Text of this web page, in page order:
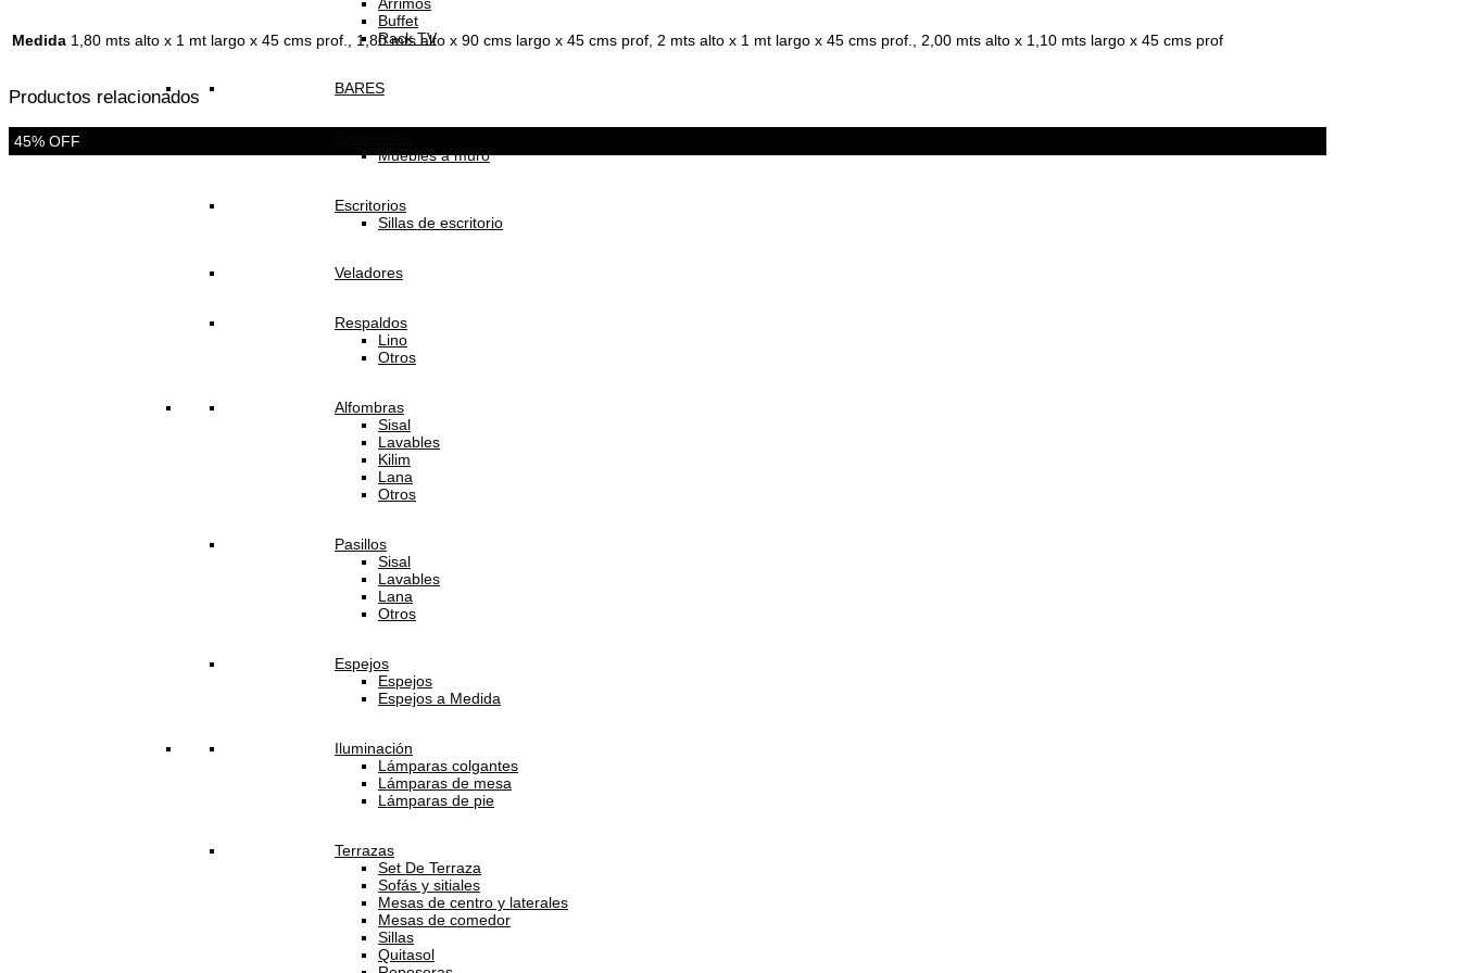
Buffet
Rack TV
BARES
Muebles a muro
Escritorios
Sillas de escritorio
Veladores
Respaldos
Lino
Otros
Alfombras
Sisal
Lavables
Kilim
Lana
Otros
Pasillos
Sisal
Lavables
Lana
Otros
Espejos
Espejos
Espejos a Medida
Iluminación
Lámparas colgantes
Lámparas de mesa
Lámparas de pie
Terrazas
Set De Terraza
Sofás y sitiales
Mesas de centro y laterales
Mesas de comedor
Sillas
Quitasol
Medida 1,80 mts alto x 1 mt largo x 45 cms prof., 1,80 mts alto x 90 cms largo x 45 cms prof, 2 mts alto x 1 mt largo x 45 cms prof., 2,00 mts alto x 1,10 mts largo x 45 cms prof
Productos relacionados
45% OFF